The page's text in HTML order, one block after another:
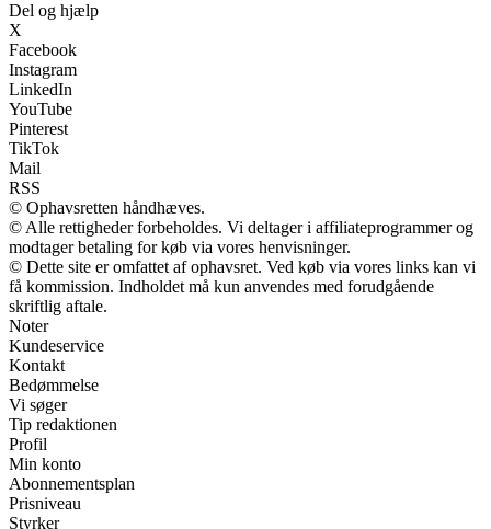
Del og hjælp
X
Facebook
Instagram
LinkedIn
YouTube
Pinterest
TikTok
Mail
RSS
© Ophavsretten håndhæves.
© Alle rettigheder forbeholdes. Vi deltager i affiliateprogrammer og
modtager betaling for køb via vores henvisninger.
© Dette site er omfattet af ophavsret. Ved køb via vores links kan vi
få kommission. Indholdet må kun anvendes med forudgående
skriftlig aftale.
Noter
Kundeservice
Kontakt
Bedømmelse
Vi søger
Tip redaktionen
Profil
Min konto
Abonnementsplan
Prisniveau
Styrker